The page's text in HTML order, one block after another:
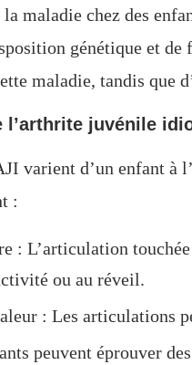
maladie chez des
génétique et
maladie, tandis que
l’arthrite juvénile
varient d’un enfant à
:
: L’articulation
ou au réveil.
: Les articulations
peuvent éprouver